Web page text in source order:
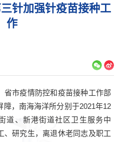
针加强针疫苗接种工
作
省市疫情防控和疫苗接种工作部
障，南海海洋所分别于2021年12
道、新港街道社区卫生服务中
、研究生，离退休老同志及职工